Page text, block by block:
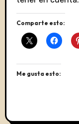
Comparte esto:
Me gusta esto: